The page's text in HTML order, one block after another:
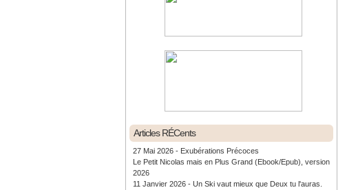
Articles RÉCents
27 Mai 2026 - Exubérations Précoces
Le Petit Nicolas mais en Plus Grand (Ebook/Epub), version
2026
11 Janvier 2026 - Un Ski vaut mieux que Deux tu l'auras.